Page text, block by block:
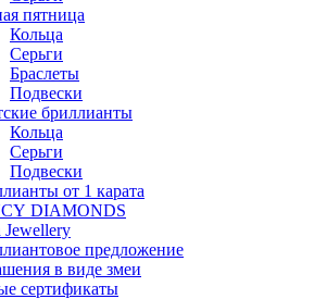
пятница
Кольца
Серьги
Браслеты
Подвески
бриллианты
Кольца
Серьги
Подвески
от 1 карата
DIAMONDS
Jewellery
предложение
в виде змеи
сертификаты